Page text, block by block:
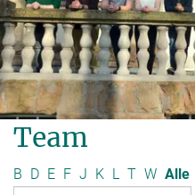
Team
B D E F J K L T W Alle